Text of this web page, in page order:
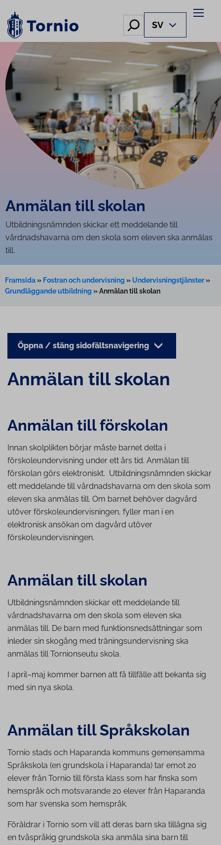
content
Hae SV
Anmälan till skolan
Utbildningsnämnden skickar ett meddelande till
vårdnadshavarna om den skola som eleven ska anmälas
till.
Framsida» Fostran och undervisning » Undervisningstjänster»
Grundläggande utbildning »Anmälan till skolan
Öppna / stäng sidofältsnavigering
Anmälan till skolan
Anmälan till förskolan
Innan skolplikten börjar måste barnet delta i
förskoleundervisning under ett års tid. Anmälan till
förskolan görs elektroniskt. Utbildningsnämnden skickar
ett meddelande till vårdnadshavarna om den skola som
eleven ska anmälas till. Om barnet behöver dagvård
utöver förskoleundervisningen, fyller man i en
elektronisk ansökan om dagvård utöver
förskoleundervisningen.
Anmälan till skolan
Utbildningsnämnden skickar ett meddelande till
vårdnadshavarna om den skola som eleven ska
anmälas till. De barn med funktionsnedsättningar som
inleder sin skogång med träningsundervisning ska
anmälas till Tornionseutu skola.
I april–maj kommer barnen att få tillfälle att bekanta sig
med sin nya skola.
Anmälan till Språkskolan
Tornio stads och Haparanda kommuns gemensamma
Språkskola (en grundskola i Haparanda) tar emot 20
elever från Tornio till första klass som har finska som
hemspråk och motsvarande 20 elever från Haparanda
som har svenska som hemspråk.
Föräldrar i Tornio som vill att deras barn ska tillägna sig
en tvåspråkig grundskola ska anmäla sina barn till